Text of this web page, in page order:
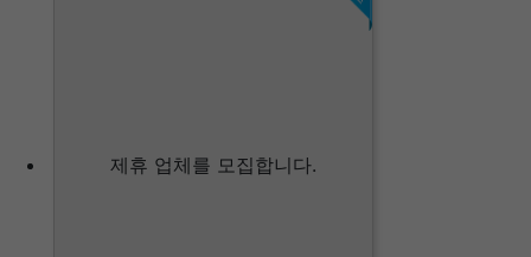
제휴 업체를 모집합니다.